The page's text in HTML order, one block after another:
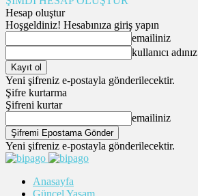
Hesap oluştur
Hoşgeldiniz! Hesabınıza giriş yapın
emailiniz
kullanıcı adınız
Yeni şifreniz e-postayla gönderilecektir.
Şifre kurtarma
Şifreni kurtar
emailiniz
Yeni şifreniz e-postayla gönderilecektir.
Anasayfa
Güncel Yaşam